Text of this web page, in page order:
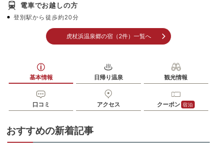
電車でお越しの方
登別駅から徒歩約20分
虎杖浜温泉郷の宿（2件）一覧へ
基本情報 日帰り温泉 観光情報
口コミ アクセス クーポン 宿泊
おすすめの新着記事